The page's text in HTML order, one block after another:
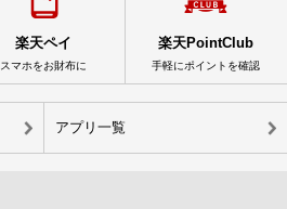
楽天ペイ
スマホをお財布に
楽天PointClub
手軽にポイントを確認
アプリ一覧